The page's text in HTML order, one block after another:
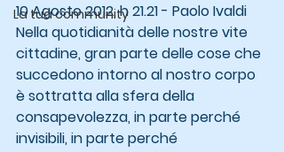
La tua community
10 Agosto 2012, h 21.21 - Paolo Ivaldi
Nella quotidianità delle nostre vite
cittadine, gran parte delle cose che
succedono intorno al nostro corpo
è sottratta alla sfera della
consapevolezza, in parte perché
invisibili, in parte perché